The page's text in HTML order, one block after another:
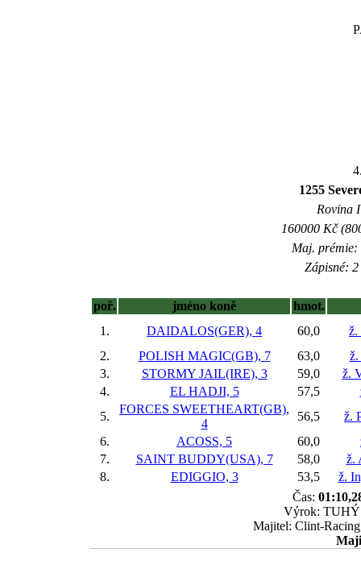
1255
Rovina
160000 Kč
Maj. prémie:
Zápisné:
poř. jméno koně
hmot.
1.
DAIDALOS(GER), 4 60,0
ž.
2.
POLISH MAGIC(GB), 7 63,0
3.
STORMY JAIL(IRE), 3 59,0
ž.
4.
EL HADJI, 5 57,5
5.
FORCES SWEETHEART(GB),
4
56,5
ž.
6.
ACOSS, 5 60,0
7.
SAINT BUDDY(USA), 7 58,0
ž.
8.
EDIGGIO, 3 53,5
ž.
Čas:
Výrok: TUHÝ
Majitel: Clint-